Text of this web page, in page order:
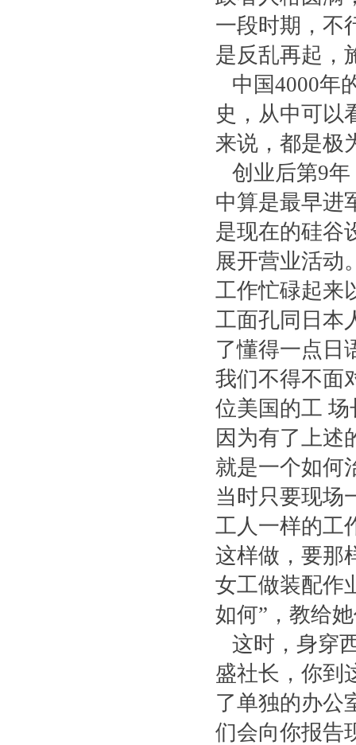
一段时期，不
是反乱再起，
中国4000年
史，从中可以
来说，都是极
创业后第9年
中算是最早进
是现在的硅谷
展开营业活动
工作忙碌起来
工面孔同日本
了懂得一点日
我们不得不面
位美国的工
因为有了上述
就是一个如何
当时只要现场
工人一样的工
这样做，要那
女工做装配作
如何”，教给
这时，身穿
盛社长，你到
了单独的办公
们会向你报告